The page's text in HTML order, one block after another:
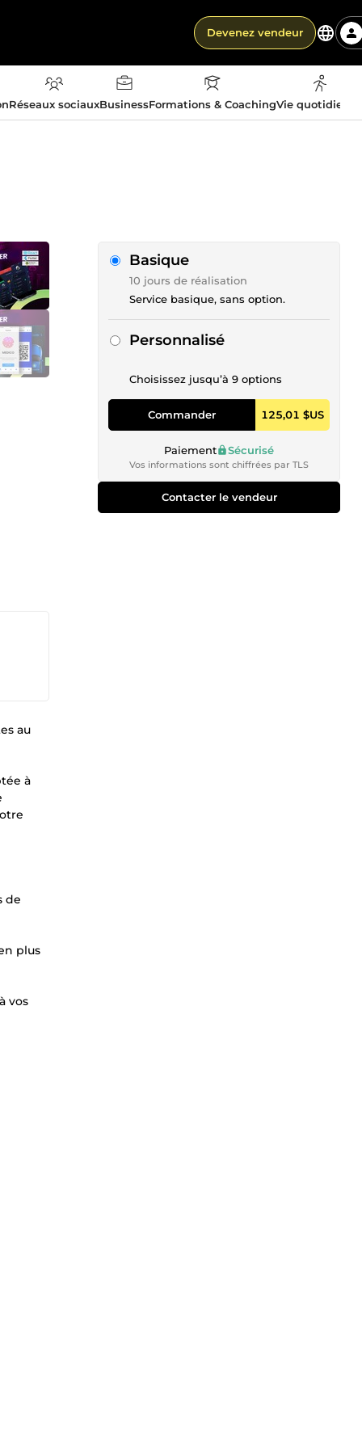
Devenez vendeur
Réseaux sociauxBusinessFormations & CoachingVie
au
à
de
plus
vos
Basique
10 jours de réalisation
Service basique, sans option.
Personnalisé
Choisissez jusqu’à 9 options
Commander 125,01 $US
Paiement Sécurisé
Vos informations sont chiffrées par TLS
Contacter le vendeur